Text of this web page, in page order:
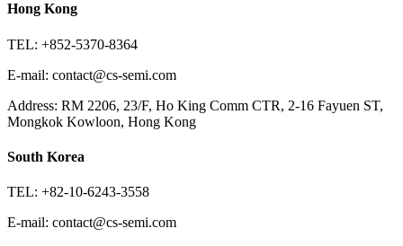
Hong Kong
TEL: +852-5370-8364
E-mail: contact@cs-semi.com
Address: RM 2206, 23/F, Ho King Comm CTR, 2-16 Fayuen ST,
Mongkok Kowloon, Hong Kong
South Korea
TEL: +82-10-6243-3558
E-mail: contact@cs-semi.com